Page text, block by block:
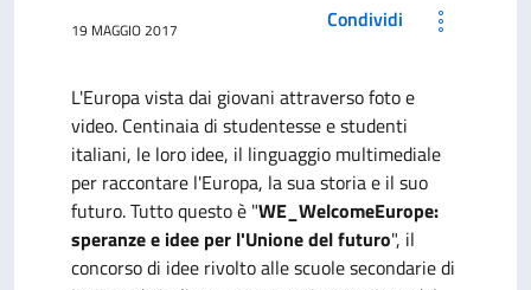
19 MAGGIO 2017 Condividi
L'Europa vista dai giovani attraverso foto e
video. Centinaia di studentesse e studenti
italiani, le loro idee, il linguaggio multimediale
per raccontare l'Europa, la sua storia e il suo
futuro. Tutto questo è "WE_WelcomeEurope:
speranze e idee per l'Unione del futuro", il
concorso di idee rivolto alle scuole secondarie di